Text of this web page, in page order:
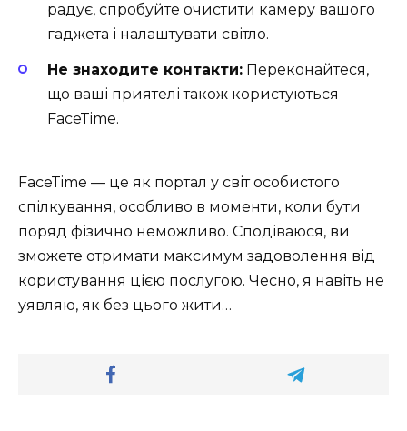
радує, спробуйте очистити камеру вашого
гаджета і налаштувати світло.
Не знаходите контакти: Переконайтеся,
що ваші приятелі також користуються
FaceTime.
FaceTime — це як портал у світ особистого
спілкування, особливо в моменти, коли бути
поряд фізично неможливо. Сподіваюся, ви
зможете отримати максимум задоволення від
користування цією послугою. Чесно, я навіть не
уявляю, як без цього жити…